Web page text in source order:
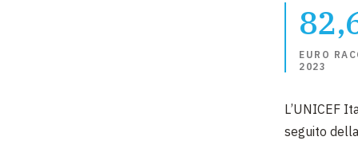
EURO
2023
L’UNICEF
seguito